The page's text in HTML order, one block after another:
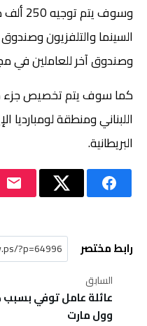
وسوف
السينما والتلفزيون
وصندوق آخر للعاملين في
كما سوف يتم تخصيص جزء
اللبناني ومنطقة لومبارديا
البريطانية.
رابط مختصر
السابق
عائلة عامل توفي
وول مارت